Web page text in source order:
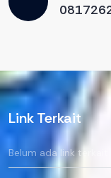
Link Terkait
Belum ada link